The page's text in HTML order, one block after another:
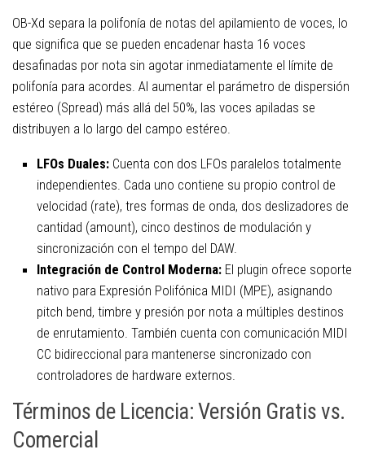
OB-Xd separa la polifonía de notas del apilamiento de voces, lo
que significa que se pueden encadenar hasta 16 voces
desafinadas por nota sin agotar inmediatamente el límite de
polifonía para acordes. Al aumentar el parámetro de dispersión
estéreo (Spread) más allá del 50%, las voces apiladas se
distribuyen a lo largo del campo estéreo.
LFOs Duales: Cuenta con dos LFOs paralelos totalmente
independientes. Cada uno contiene su propio control de
velocidad (rate), tres formas de onda, dos deslizadores de
cantidad (amount), cinco destinos de modulación y
sincronización con el tempo del DAW.
Integración de Control Moderna: El plugin ofrece soporte
nativo para Expresión Polifónica MIDI (MPE), asignando
pitch bend, timbre y presión por nota a múltiples destinos
de enrutamiento. También cuenta con comunicación MIDI
CC bidireccional para mantenerse sincronizado con
controladores de hardware externos.
Términos de Licencia: Versión Gratis vs.
Comercial